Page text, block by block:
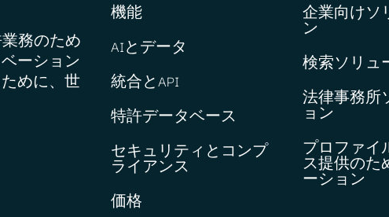
務のため
ーション
めに、世
機能
AIとデータ
統合とAPI
特許データベース
セキュリティとコンプ
ライアンス
価格
企業向けソ
ン
検索ソリュ
法律事務所
ョン
プロファイ
ス提供のた
ーション